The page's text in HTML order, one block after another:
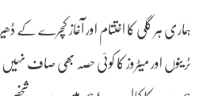
ہماری ہر گلی کا اختتام اور آغاز کچرے کے
ٹرینوں اور میٹروز کا کوئی حصہ بھی صاف